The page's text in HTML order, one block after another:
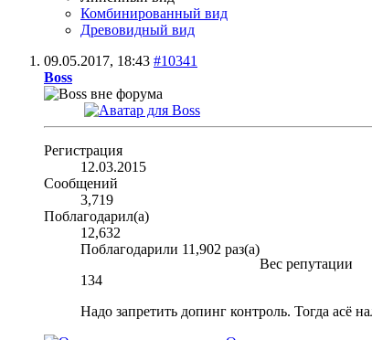
Комбинированный вид
Древовидный вид
09.05.2017, 18:43 #10341
Boss
Регистрация
12.03.2015
Сообщений
3,719
Поблагодарил(а)
12,632
Поблагодарили 11,902 раз(а)
Вес репутации
134
Надо запретить допинг контроль. Тогда асё